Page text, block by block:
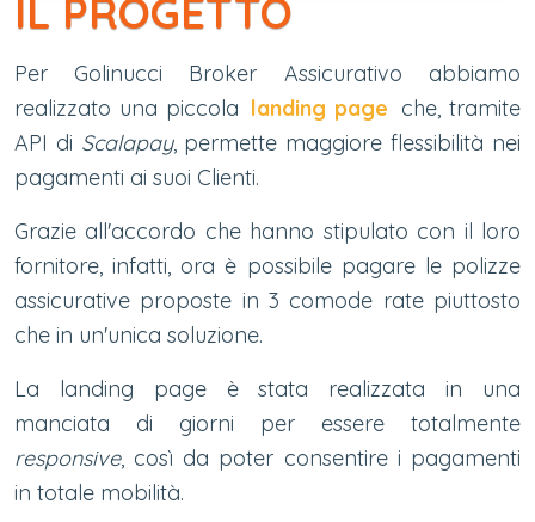
IL PROGETTO
Per Golinucci Broker Assicurativo abbiamo
realizzato una piccola landing page che, tramite
API di Scalapay, permette maggiore flessibilità nei
pagamenti ai suoi Clienti.
Grazie all'accordo che hanno stipulato con il loro
fornitore, infatti, ora è possibile pagare le polizze
assicurative proposte in 3 comode rate piuttosto
che in un'unica soluzione.
La landing page è stata realizzata in una
manciata di giorni per essere totalmente
responsive, così da poter consentire i pagamenti
in totale mobilità.